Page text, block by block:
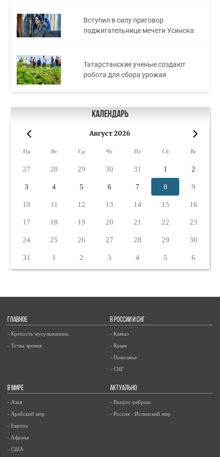
Вступил в силу приговор
поджигательнице мечети Усинска
Татарстанские ученые создают
робота для сбора урожая
Календарь
Август 2026
Пн Вт Ср Чт Пт Сб Вс
27 28 29 30 31 1 2
3 4 5 6 7 8 9
10 11 12 13 14 15 16
17 18 19 20 21 22 23
24 25 26 27 28 29 30
31 1 2 3 4 5 6
ГЛАВНОЕ
- Крепость мусульманина
- Точка зрения
В РОССИИ И СНГ
- Кавказ
- Крым
- Поволжье
- СНГ
В МИРЕ
- Азия
- Арабский мир
- Европа
- Африка
- США
АКТУАЛЬНО
- Вопрос ребром
- Россия - Исламский мир